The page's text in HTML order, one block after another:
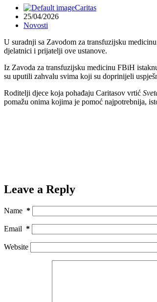
Caritas
25/04/2026
Novosti
U suradnji sa Zavodom za transfuzijsku
djelatnici i prijatelji ove ustanove.
Iz Zavoda za transfuzijsku medicinu FBiH
su uputili zahvalu svima koji su doprinijeli
Roditelji djece koja pohađaju Caritasov vrtić
pomažu onima kojima je pomoć najpotrebnija,
Leave a Reply
Name *
Email *
Website